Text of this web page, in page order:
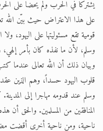
يشتركا في الحرب ولم يحضا على
على هذا الاعتراض حيث بيّن الله
قومية تقع مسئوليتها على اليهود،
وسلم، لأن ما نفذه كان بأمر
وبيان ذلك أن الله تعالى عندما
قلوب اليهود حسداً، وهم الذين
وسلم عند قدومه مهاجرا إلى
المنافقين من المسلمين. والحق
ناحية، ومن ناحية أخرى أقضت